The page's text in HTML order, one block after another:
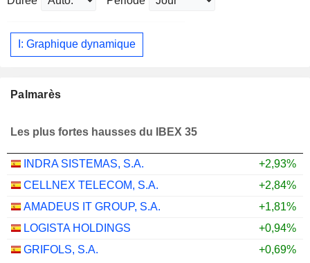
I: Graphique dynamique
Palmarès
Les plus fortes hausses du IBEX 35
INDRA SISTEMAS, S.A.
+2,93%
CELLNEX TELECOM, S.A.
+2,84%
AMADEUS IT GROUP, S.A.
+1,81%
LOGISTA HOLDINGS
+0,94%
GRIFOLS, S.A.
+0,69%